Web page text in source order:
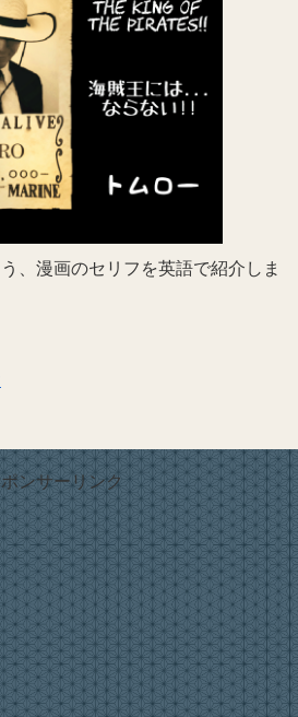
、漫画のセリフを英語で紹介しま
ポンサーリンク